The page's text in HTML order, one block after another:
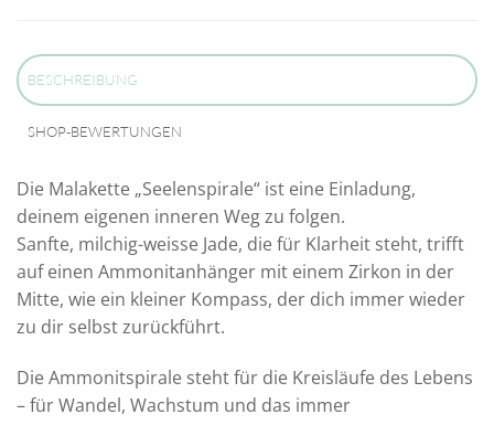
BESCHREIBUNG
SHOP-BEWERTUNGEN
Die Malakette „Seelenspirale“ ist eine Einladung,
deinem eigenen inneren Weg zu folgen.
Sanfte, milchig-weisse Jade, die für Klarheit steht, trifft
auf einen Ammonitanhänger mit einem Zirkon in der
Mitte, wie ein kleiner Kompass, der dich immer wieder
zu dir selbst zurückführt.
Die Ammonitspirale steht für die Kreisläufe des Lebens
– für Wandel, Wachstum und das immer